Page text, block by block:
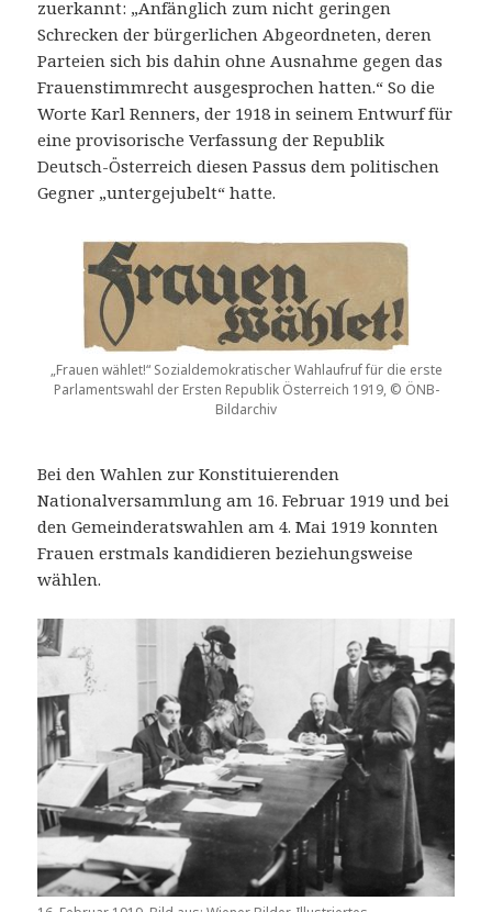
zuerkannt: „Anfänglich zum nicht geringen
Schrecken der bürgerlichen Abgeordneten, deren
Parteien sich bis dahin ohne Ausnahme gegen das
Frauenstimmrecht ausgesprochen hatten.“ So die
Worte Karl Renners, der 1918 in seinem Entwurf für
eine provisorische Verfassung der Republik
Deutsch-Österreich diesen Passus dem politischen
Gegner „untergejubelt“ hatte.
„Frauen wählet!“ Sozialdemokratischer Wahlaufruf für die erste
Parlamentswahl der Ersten Republik Österreich 1919, © ÖNB-
Bildarchiv
Bei den Wahlen zur Konstituierenden
Nationalversammlung am 16. Februar 1919 und bei
den Gemeinderatswahlen am 4. Mai 1919 konnten
Frauen erstmals kandidieren beziehungsweise
wählen.